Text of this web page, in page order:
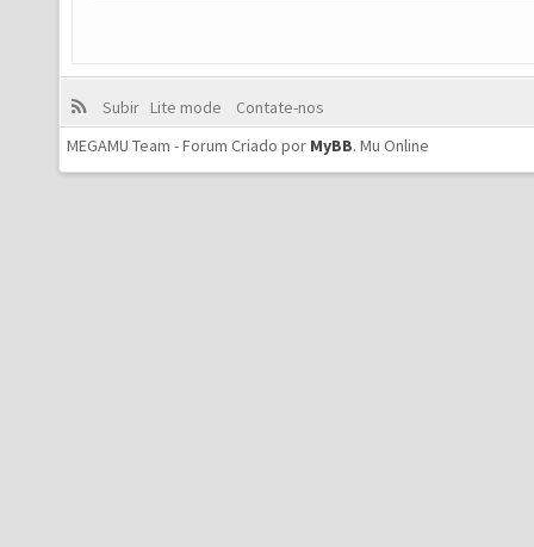
Subir Lite mode
Contate-nos
MEGAMU Team - Forum Criado por MyBB. Mu Online